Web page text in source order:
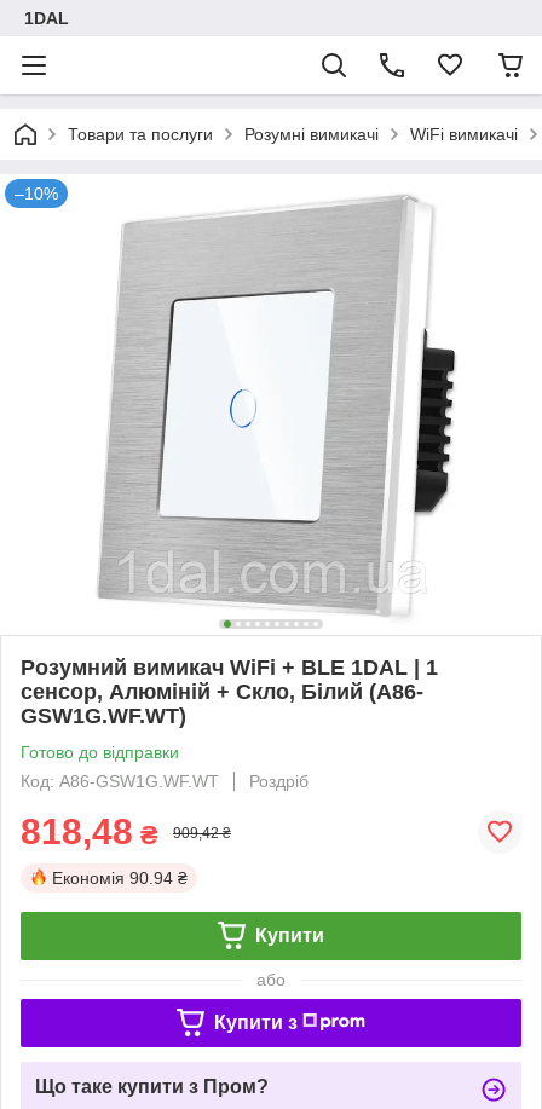
1DAL
Товари та послуги Розумні вимикачі WiFi вимикачі
–10%
Розумний вимикач WiFi + BLE 1DAL | 1
сенсор, Алюміній + Скло, Білий (A86-
GSW1G.WF.WT)
Готово до відправки
Код: A86-GSW1G.WF.WT
Роздріб
818,48 ₴ 909,42 ₴
Економія 90.94 ₴
Купити
або
Купити з
Що таке купити з Пром?